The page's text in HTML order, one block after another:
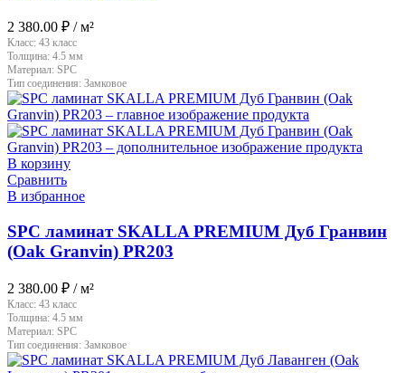
2 380.00 ₽ / м²
Класс: 43 класс
Толщина: 4.5 мм
Материал: SPC
Тип соединения: Замковое
В корзину
Сравнить
В избранное
SPC ламинат SKALLA PREMIUM Дуб Гранвин
(Oak Granvin) PR203
2 380.00 ₽ / м²
Класс: 43 класс
Толщина: 4.5 мм
Материал: SPC
Тип соединения: Замковое